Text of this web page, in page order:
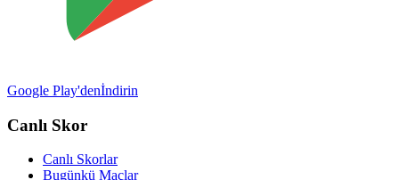
Google Play'denİndirin
Canlı Skor
Canlı Skorlar
Bugünkü Maçlar